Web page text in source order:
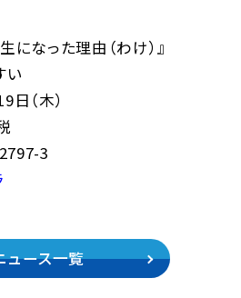
になった理由（わけ）』
い
（木）
3
ュース一覧